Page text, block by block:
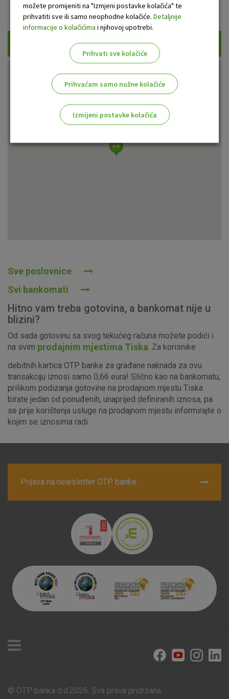
Prikaži samo uplatne bankomate
Sve poslovnice
Svi bankomati
Hitno vam treba gotovina, a bankomat nije u
blizini?
Od sada gotovinu sa svog tekućeg računa možete podići i
na svim prodajnim mjestima Tiska . Za korisnike
debitnih kartica OTP banke za građane naknada za ovu
transakciju iznosi samo 0,66 eura! Slično kao na bankomatu,
prilikom podizanja gotovine na prodajnom mjestu Tiska
birate jedan od ponuđenih, unaprijed definiranih iznosa, pa
se prije korištenja usluge na prodajnom mjestu informirajte o
kojim se iznosima radi.
Prijava na newsletter OTP banke
Poslovnice i bankomati
© OTP banka d.d.2026. Sva prava pridržana.
možete promijeniti na "Izmjeni postavke kolačića" te
prihvatiti sve ili samo neophodne kolačiće. Detaljnije
informacije o kolačićima i njihovoj upotrebi.
Prihvati sve kolačiće
Prihvaćam samo nužne kolačiće
Izmijeni postavke kolačića
Ovi kolačići nužni su za funkcioniranje internetske stranice i
postavljaju kao odgovor na vaše radnje koje uključuju zahtjev
za uslugama, kao što su postavke kolačića. Svoj preglednik
o njima, ali u tom slučaju neki dijelovi stranice neće raditi. Ti
kolačići ne pohranjuju nikakve informacije koje bi vas mogle
identificirati.
Detaljnije informacije o kolačićima